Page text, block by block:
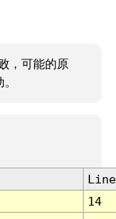
，可能的原
Line
14